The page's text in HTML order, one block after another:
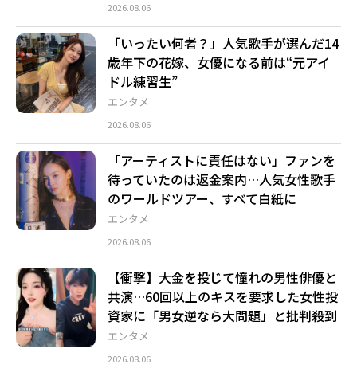
2026.08.06
エンタメ
「いったい何者？」人気歌手が選んだ14
歳年下の花嫁、女優になる前は“元アイ
ドル練習生”
2026.08.06
エンタメ
「アーティストに責任はない」ファンを
待っていたのは返金案内…人気女性歌手
のワールドツアー、すべて白紙に
2026.08.06
エンタメ
【衝撃】大金を投じて憧れの男性俳優と
共演…60回以上のキスを要求した女性投
資家に「男女逆なら大問題」と批判殺到
2026.08.06